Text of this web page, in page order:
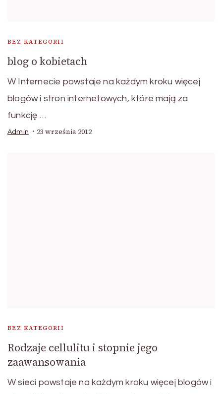
BEZ KATEGORII
blog o kobietach
W Internecie powstaje na każdym kroku więcej
blogów i stron internetowych, które mają za
funkcję …
Admin 23 września 2012
BEZ KATEGORII
Rodzaje cellulitu i stopnie jego
zaawansowania
W sieci powstaje na każdym kroku więcej blogów i